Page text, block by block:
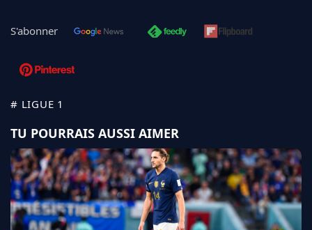
S'abonner
# LIGUE 1
TU POURRAIS AUSSI AIMER